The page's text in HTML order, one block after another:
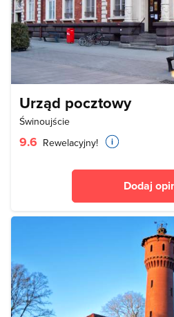
Urząd pocztowy
Świnoujście
9.6 Rewelacyjny!
Dodaj